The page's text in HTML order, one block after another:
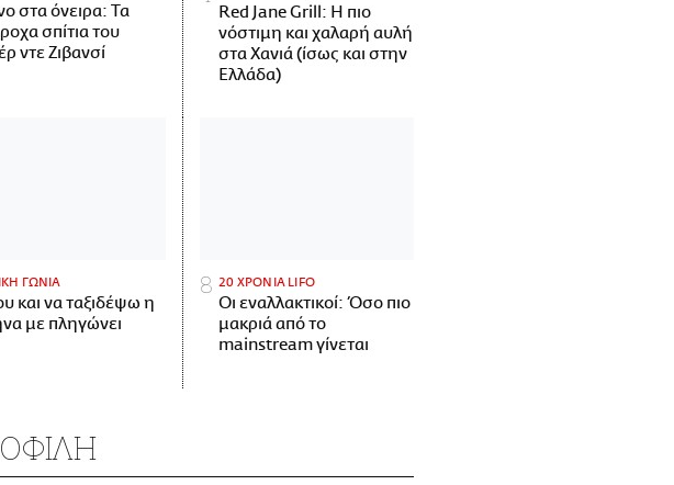
στα όνειρα: Τα
σπίτια του
ντε Ζιβανσί
Red Jane Grill: Η πιο
νόστιμη και χαλαρή αυλή
στα Χανιά (ίσως και στην
Ελλάδα)
ΓΩΝΙΑ
και να ταξιδέψω η
με πληγώνει
20 ΧΡΟΝΙΑ LIFO
Οι εναλλακτικοί: Όσο πιο
μακριά από το
mainstream γίνεται